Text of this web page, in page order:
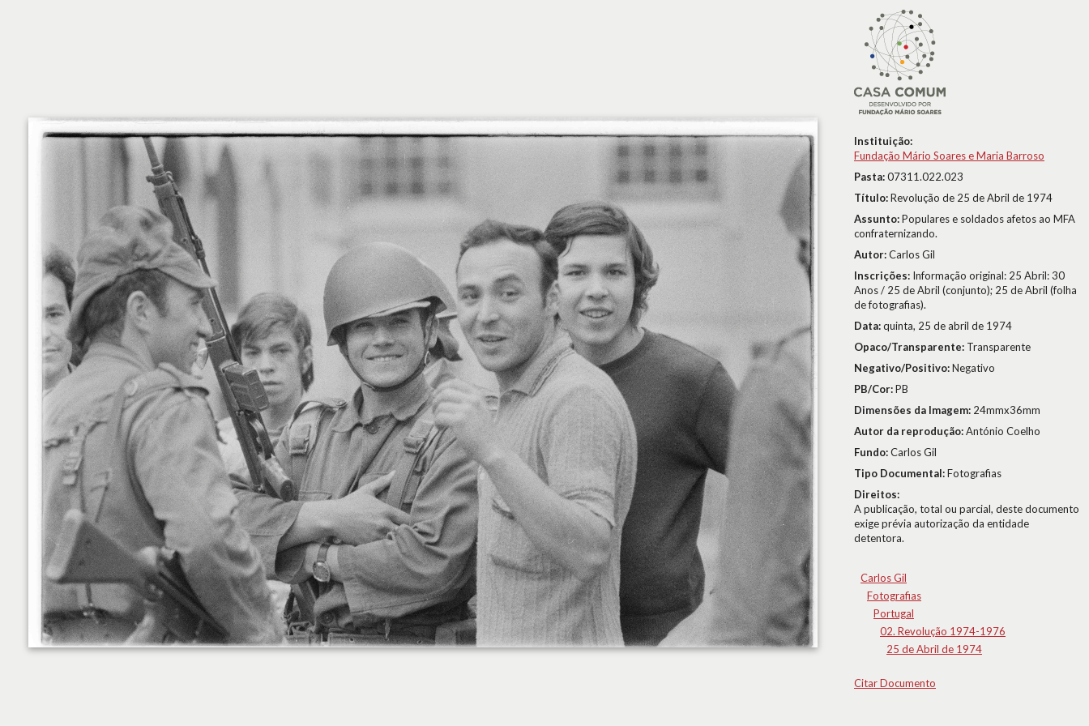
Instituição:
Fundação Mário Soares e Maria Barroso
Pasta:07311.022.023
Título:Revolução de 25 de Abril de 1974
Assunto:Populares e soldados afetos ao MFA
confraternizando.
Autor:Carlos Gil
Inscrições: Informação original: 25 Abril: 30
Anos / 25 de Abril (conjunto); 25 de Abril (folha
de fotografias).
Data:quinta, 25 de abril de 1974
Opaco/Transparente: Transparente
Negativo/Positivo:Negativo
PB/Cor:PB
Dimensões da Imagem: 24mmx36mm
Autor da reprodução:António Coelho
Fundo:Carlos Gil
Tipo Documental:Fotografias
Direitos:
A publicação, total ou parcial, deste documento
exige prévia autorização da entidade
detentora.
Carlos Gil
Fotografias
Portugal
02. Revolução 1974-1976
25 de Abril de 1974
Citar Documento